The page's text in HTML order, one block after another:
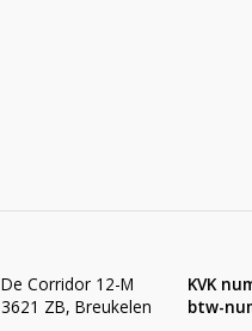
De Corridor 12-M
3621 ZB, Breukelen
KVK
btw-